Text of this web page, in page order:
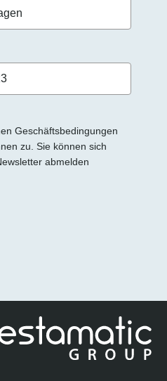
Geschäftsbedingungen
zu. Sie können sich
abmelden